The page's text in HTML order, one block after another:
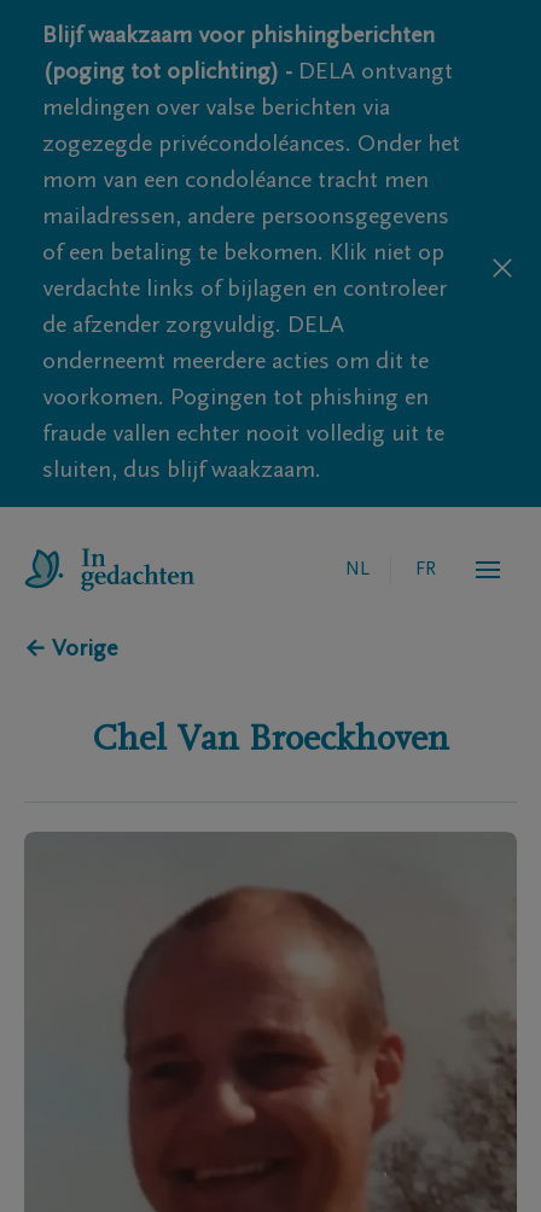
Blijf waakzaam voor phishingberichten
(poging tot oplichting) - DELA ontvangt
meldingen over valse berichten via
zogezegde privécondoléances. Onder het
mom van een condoléance tracht men
mailadressen, andere persoonsgegevens
of een betaling te bekomen. Klik niet op
verdachte links of bijlagen en controleer
de afzender zorgvuldig. DELA
onderneemt meerdere acties om dit te
voorkomen. Pogingen tot phishing en
fraude vallen echter nooit volledig uit te
sluiten, dus blijf waakzaam.
NL FR
← Vorige
Chel Van Broeckhoven